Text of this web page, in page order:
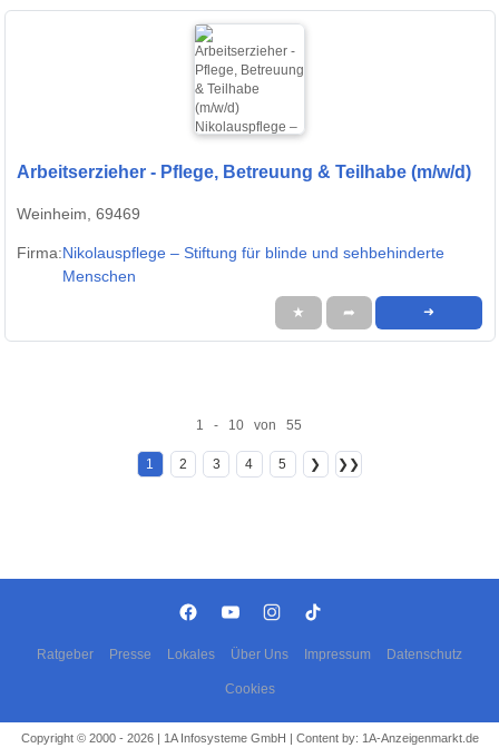
Arbeitserzieher - Pflege, Betreuung & Teilhabe (m/w/d)
Weinheim, 69469
Firma:Nikolauspflege – Stiftung für blinde und sehbehinderte
Menschen
★ ➦ ➜
1 - 10 von 55
1 2 3 4 5 ❯ ❯❯
Ratgeber Presse Lokales Über Uns Impressum Datenschutz
Cookies
Copyright © 2000 - 2026 | 1A Infosysteme GmbH | Content by: 1A-Anzeigenmarkt.de